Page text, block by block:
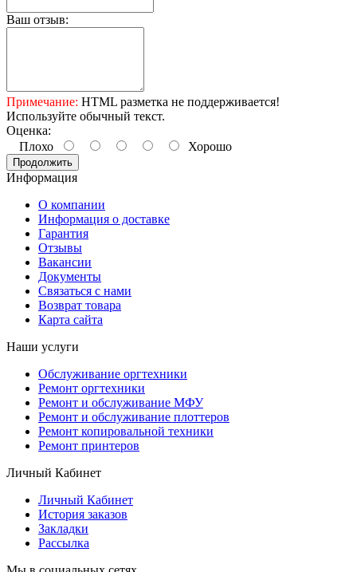
Ваш отзыв:
Примечание: HTML разметка не поддерживается!
Используйте обычный текст.
Оценка:
Плохо
Хорошо
Продолжить
Информация
О компании
Информация о доставке
Гарантия
Отзывы
Вакансии
Документы
Связаться с нами
Возврат товара
Карта сайта
Наши услуги
Обслуживание оргтехники
Ремонт оргтехники
Ремонт и обслуживание МФУ
Ремонт и обслуживание плоттеров
Ремонт копировальной техники
Ремонт принтеров
Личный Кабинет
Личный Кабинет
История заказов
Закладки
Рассылка